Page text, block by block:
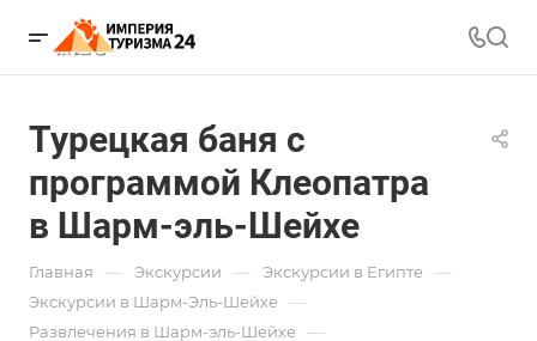
Турецкая баня с
программой Клеопатра
в Шарм-эль-Шейхе
Главная — Экскурсии — Экскурсии в Египте —
Экскурсии в Шарм-Эль-Шейхе —
Развлечения в Шарм-эль-Шейхе —